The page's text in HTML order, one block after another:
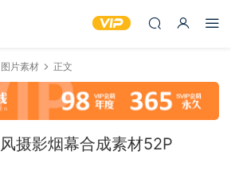
图片素材 正文
摄影烟幕合成素材52P